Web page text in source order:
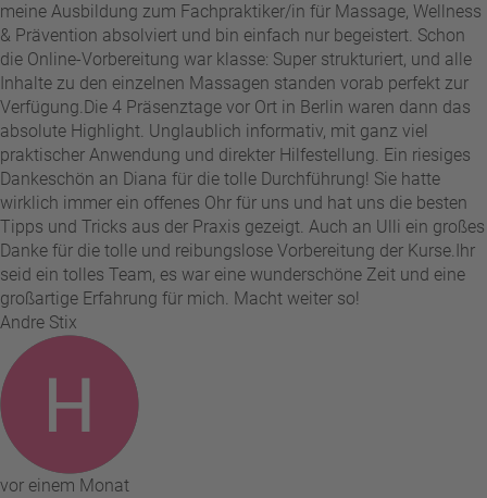
meine Ausbildung zum Fachpraktiker/in für Massage, Wellness
& Prävention absolviert und bin einfach nur begeistert. Schon
die Online-Vorbereitung war klasse: Super strukturiert, und alle
Inhalte zu den einzelnen Massagen standen vorab perfekt zur
Verfügung. ​Die 4 Präsenztage vor Ort in Berlin waren dann das
absolute Highlight. Unglaublich informativ, mit ganz viel
praktischer Anwendung und direkter Hilfestellung. Ein riesiges
Dankeschön an Diana für die tolle Durchführung! Sie hatte
wirklich immer ein offenes Ohr für uns und hat uns die besten
Tipps und Tricks aus der Praxis gezeigt. Auch an Ulli ein großes
Danke für die tolle und reibungslose Vorbereitung der Kurse. ​Ihr
seid ein tolles Team, es war eine wunderschöne Zeit und eine
großartige Erfahrung für mich. Macht weiter so!
Andre Stix
vor einem Monat